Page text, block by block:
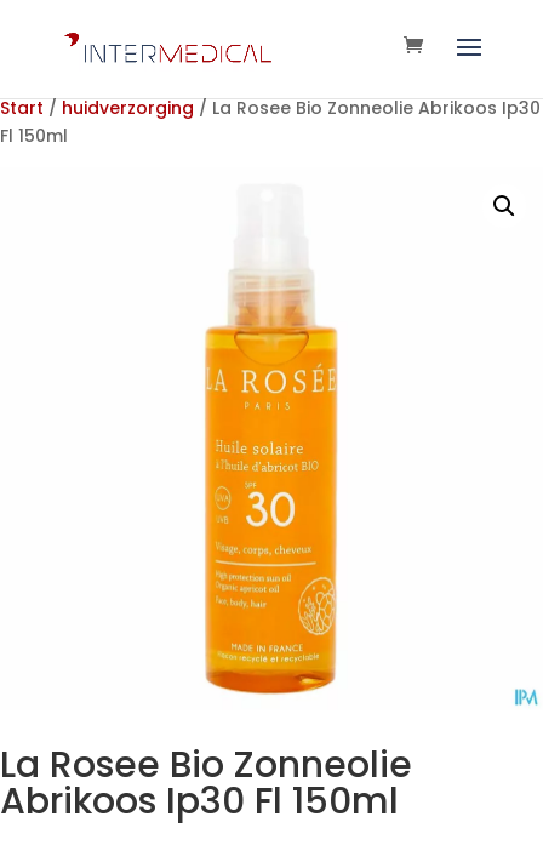
Start / huidverzorging / La Rosee Bio Zonneolie Abrikoos Ip30
Fl 150ml
La Rosee Bio Zonneolie
Abrikoos Ip30 Fl 150ml